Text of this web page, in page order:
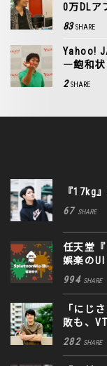
0万DLア
83 SHARE
Yahoo!
―飽和状
2 SHARE
『17kg
67 SHARE
任天堂
娯楽の
994 SHARE
「にじ
敗も、
282 SHARE